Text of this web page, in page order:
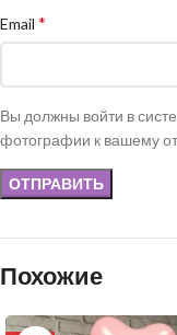
Email *
Вы должны войти в
фотографии к вашему
Похожие